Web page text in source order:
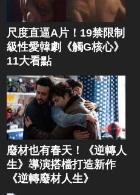
尺度直逼A片！19禁限制
級性愛韓劇《觸G核心》
11大看點
廢材也有春天！《逆轉人
生》導演搭檔打造新作
《逆轉廢材人生》